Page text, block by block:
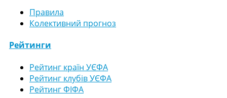
Правила
Колективний прогноз
Рейтинги
Рейтинг країн УЄФА
Рейтинг клубів УЄФА
Рейтинг ФІФА